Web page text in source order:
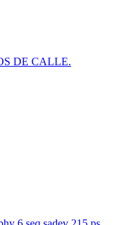
DE CALLE.
6 seq sadev 215 ps